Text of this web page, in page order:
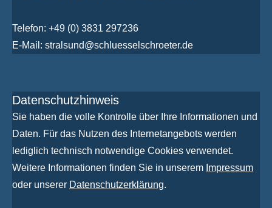
Telefon: +49 (0) 3831 297236
E-Mail: stralsund@schluesselschroeter.de
Datenschutzhinweis
Sie haben die volle Kontrolle über Ihre Informationen und
Daten. Für das Nutzen des Internetangebots werden
lediglich technisch notwendige Cookies verwendet.
Weitere Informationen finden Sie in unserem Impressum
oder unserer Datenschutzerklärung.